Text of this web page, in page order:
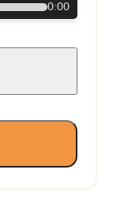
0:00